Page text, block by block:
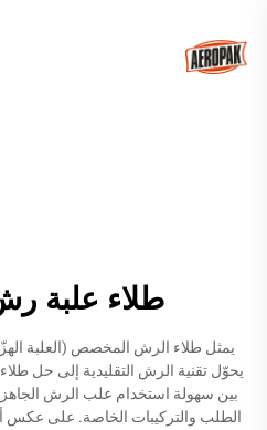
طلاء
يمثل طلاء الرش المخصص (العلبة
يحوّل تقنية الرش التقليدية إلى حل
بين سهولة استخدام علب الرش
الطلب والتركيبات الخاصة. على عكس